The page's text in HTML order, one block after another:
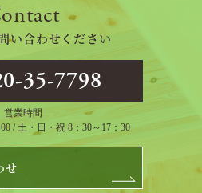
い合わせください
35-7798
営業時間
/ 土・日・祝 8：30～17：30
せ